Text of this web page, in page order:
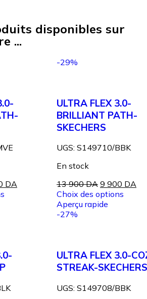
disponibles sur
...
DA
-29%
ULTRA FLEX 3.0-
BRILLIANT PATH-
SKECHERS
UGS: S149710/BBK
En stock
13 900DA 9 900 DA
Choix des options
Aperçu rapide
-27%
ULTRA FLEX 3.0-
STREAK-SKECHERS
UGS: S149708/BBK